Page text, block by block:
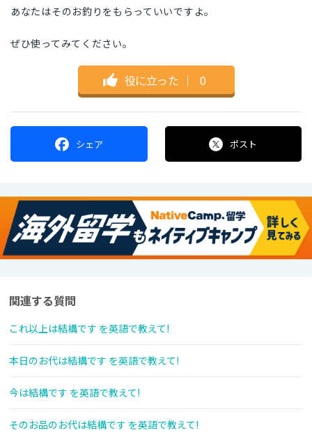
あなたはそのお釣りをもらっていいですよ。
ぜひ使ってみてください。
役に立った ｜ 0
シェア ポスト
関連する質問
これ以上は結構です を英語で教えて!
本日のお代は結構です を英語で教えて!
今は結構です を英語で教えて!
そのお品のお代は結構です を英語で教えて!